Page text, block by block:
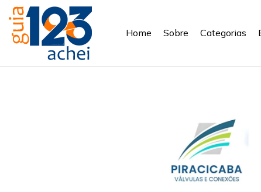
Home Sobre Categorias